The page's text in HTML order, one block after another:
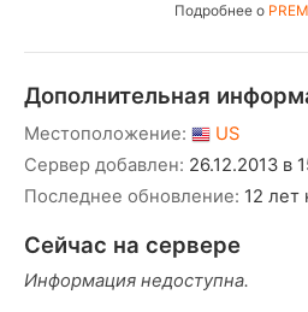
Подробнее о
Дополнительная
Местоположение:
US
Сервер добавлен: 26.12.2013 в
Последнее обновление: 12 лет
Сейчас на сервере
Информация недоступна.